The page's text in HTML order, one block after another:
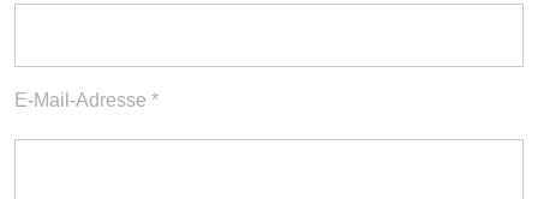
E-Mail-Adresse *